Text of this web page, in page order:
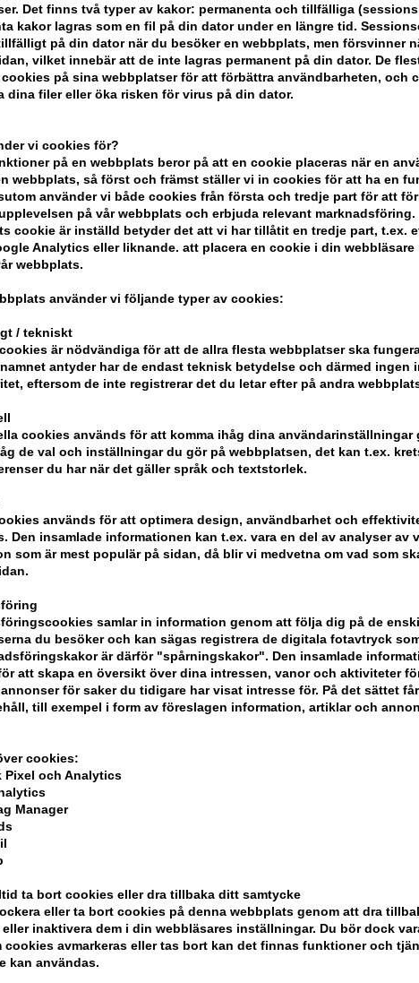
Det finns två typer av kakor: permanenta och tillfälliga
kakor lagras som en fil på din dator under en längre tid.
på din dator när du besöker en webbplats, men försvinner
vilket innebär att de inte lagras permanent på din dator. De
på sina webbplatser för att förbättra användbarheten, och
dina filer eller öka risken för virus på din dator.
vi cookies för?
på en webbplats beror på att en cookie placeras när en
webbplats, så först och främst ställer vi in ​​cookies för att ha en
använder vi både cookies från första och tredje part för att
på vår webbplats och erbjuda relevant marknadsföring.
cookie är inställd betyder det att vi har tillåtit en tredje part, t.ex.
Analytics eller liknande. att placera en cookie i din webbläsare
webbplats.
använder vi följande typer av cookies:
/ tekniskt
är nödvändiga för att de allra flesta webbplatser ska
antyder har de endast teknisk betydelse och därmed ingen
eftersom de inte registrerar det du letar efter på andra
cookies används för att komma ihåg dina användarinställningar
de val och inställningar du gör på webbplatsen, det kan t.ex.
du har när det gäller språk och textstorlek.
används för att optimera design, användbarhet och
Den insamlade informationen kan t.ex. vara en del av analyser av
som är mest populär på sidan, då blir vi medvetna om vad som
samlar in information genom att följa dig på de
du besöker och kan sägas registrera de digitala fotavtryck
är därför "spårningskakor". Den insamlade
att skapa en översikt över dina intressen, vanor och aktiviteter
för saker du tidigare har visat intresse för. På det sättet
till exempel i form av föreslagen information, artiklar och
cookies:
Pixel och Analytics
Manager
ta bort cookies eller dra tillbaka ditt samtycke
eller ta bort cookies på denna webbplats genom att dra
inaktivera dem i din webbläsares inställningar. Du bör dock
cookies avmarkeras eller tas bort kan det finnas funktioner och
kan användas.
BESKRIVNING RECENSIONER
John Masters Scalp Exfoliating Scrub
exfolierar, avgiftar, återfuktar och ger
John Masters Scalp
Denna skrubba innehåller bland annat
naturliga exfolierande ämnen -
bort mjäll, produktansamlingar och
avgiftar och ger en hälsosam,
John Masters Scalp Exfoliating Scrub
testats på djur.
Hur man använder John
- Tryck en kvantitet på storleken av en
- Använd fingrarna för att massera in
- Upprepa på baksidan av huvudet
- Skölj håret ordentligt och avsluta
Storlek: 150 ml
din beställning